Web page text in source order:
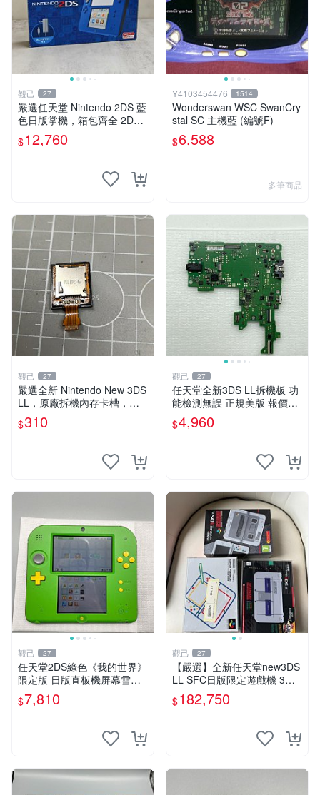
觀己 27
嚴選任天堂 Nintendo 2DS 藍
色日版掌機，箱包齊全 2DS
3DS 掌機 日版 Nintendo 定
價
$12,760
Y4103454476 1514
Wonderswan WSC SwanCry
stal SC 主機藍 (編號F)
$6,588
多筆商品
觀己 27
嚴選全新 Nintendo New 3DS
LL，原廠拆機內存卡槽，小
容量卡槽設計，功能完美如
初。適合收藏與使用。 New
$310
觀己 27
任天堂全新3DS LL拆機板 功
能檢測無誤 正規美版 報價48
0 新臺幣 數碼機器 教學工具
遊戲配件
$4,960
觀己 27
任天堂2DS綠色《我的世界》
限定版 日版直板機屏幕雪白
功能正常 2DS 《我的世界》
日版 直板機 薄膜保護 屏幕清
$7,810
觀己 27
【嚴選】全新任天堂new3DS
LL SFC日版限定遊戲機 3臺
未開箱收藏 優質電玩 【推
薦】任天堂new3DSXL 超級
$182,750